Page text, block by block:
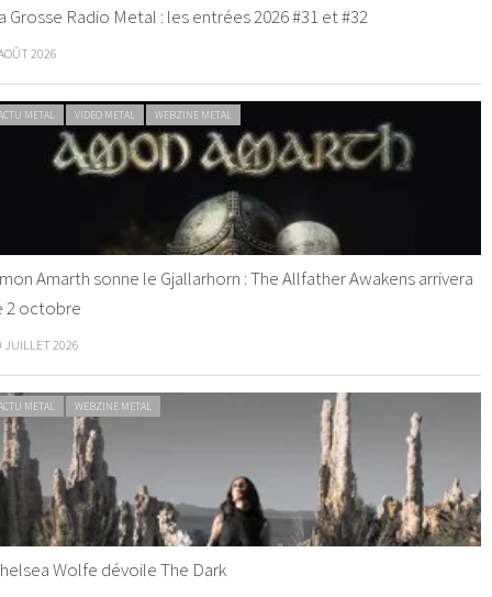
Grosse Radio Metal : les entrées 2026 #31 et #32
2026
METAL VIDEO METAL WEBZINE METAL
Amarth sonne le Gjallarhorn : The Allfather Awakens arrivera
2 octobre
JUILLET 2026
METAL WEBZINE METAL
Wolfe dévoile The Dark